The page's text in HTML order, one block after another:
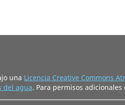
una Licencia Creative Commons
del agua. Para permisos adicionales